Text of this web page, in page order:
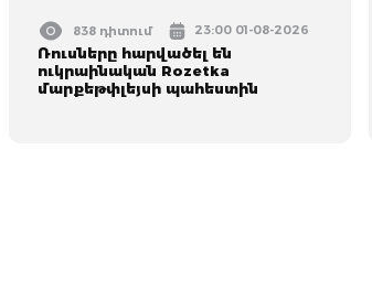
838 դիտում 23:00 01-08-2026
Ռուսները հարվածել են
ուկրաինական Rozetka
մարքեթփլեյսի պահեստին